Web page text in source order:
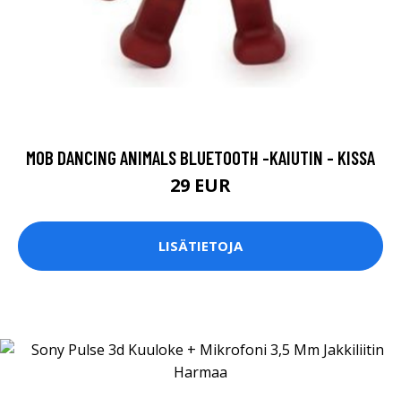
MOB DANCING ANIMALS BLUETOOTH -KAIUTIN - KISSA
29 EUR
LISÄTIETOJA